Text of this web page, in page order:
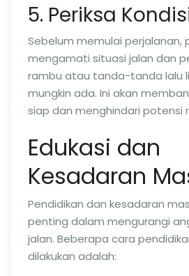
5. Periksa
Sebelum memulai perjalanan,
mengamati situasi jalan dan
rambu atau tanda-tanda lalu
mungkin ada. Ini akan
siap dan menghindari potensi
Edukasi dan
Kesadaran
Pendidikan dan kesadaran
penting dalam mengurangi
jalan. Beberapa cara
dilakukan adalah: